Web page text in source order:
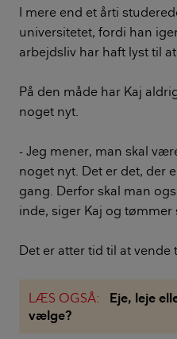
I mere end et årti
universitetet, fordi han
arbejdsliv har haft lyst til
På den måde har Kaj
noget nyt.
- Jeg mener, man skal
noget nyt. Det er det, der
gang. Derfor skal man
inde, siger Kaj og tømmer
Det er atter tid til at
LÆS OGSÅ:
Eje, leje
vælge?